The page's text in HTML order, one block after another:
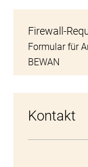
Firewall-
Formular für
BEWAN
Kontakt